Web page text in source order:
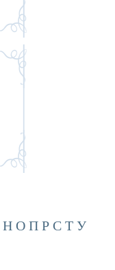
НОПРСТУ